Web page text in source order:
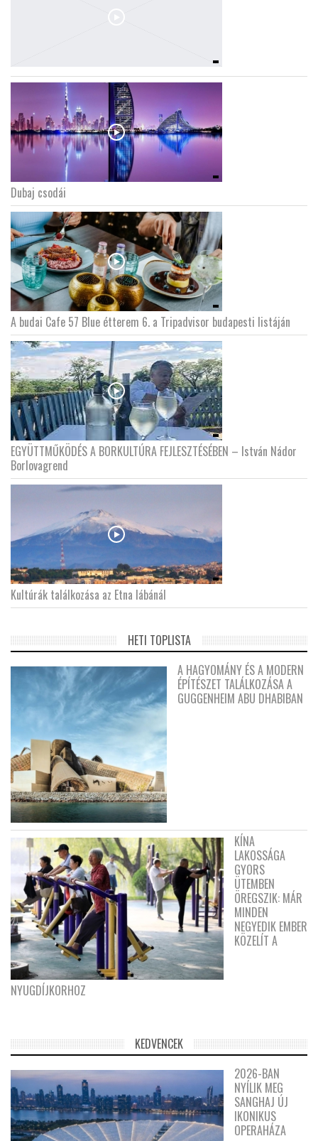
Dubaj csodái
A budai Cafe 57 Blue étterem 6. a Tripadvisor budapesti listáján
EGYÜTTMŰKÖDÉS A BORKULTÚRA FEJLESZTÉSÉBEN – István Nádor
Borlovagrend
Kultúrák találkozása az Etna lábánál
HETI TOPLISTA
A HAGYOMÁNY ÉS A MODERN
ÉPÍTÉSZET TALÁLKOZÁSA A
GUGGENHEIM ABU DHABIBAN
KÍNA
LAKOSSÁGA
GYORS
ÜTEMBEN
ÖREGSZIK: MÁR
MINDEN
NEGYEDIK EMBER
KÖZELÍT A
NYUGDÍJKORHOZ
KEDVENCEK
2026-BAN
NYÍLIK MEG
SANGHAJ ÚJ
IKONIKUS
OPERAHÁZA